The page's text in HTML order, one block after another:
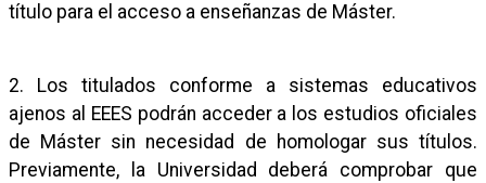
título para el acceso a enseñanzas de Máster.
2. Los titulados conforme a sistemas educativos
ajenos al EEES podrán acceder a los estudios oficiales
de Máster sin necesidad de homologar sus títulos.
Previamente, la Universidad deberá comprobar que